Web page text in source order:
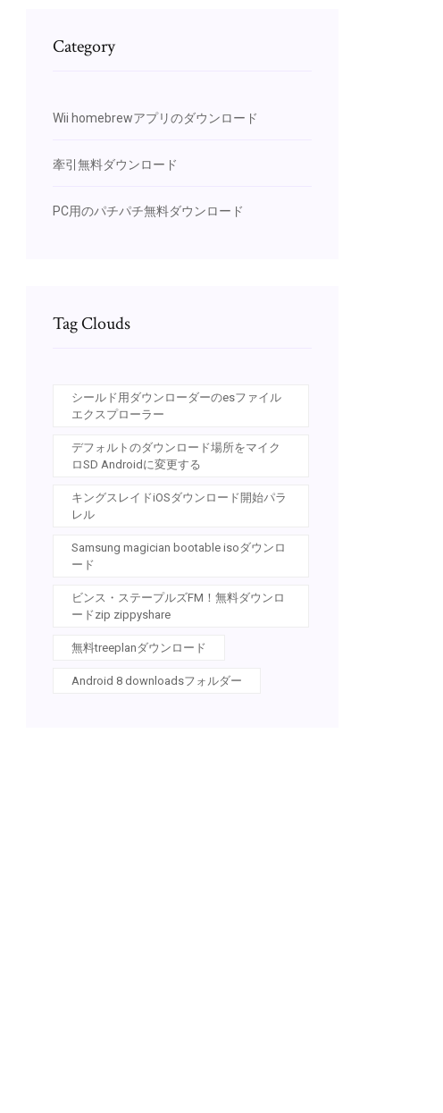
Category
Wii homebrewアプリのダウンロード
牽引無料ダウンロード
PC用のパチパチ無料ダウンロード
Tag Clouds
シールド用ダウンローダーのesファイル
エクスプローラー
デフォルトのダウンロード場所をマイク
ロSD Androidに変更する
キングスレイドiOSダウンロード開始パラ
レル
Samsung magician bootable isoダウンロ
ード
ビンス・ステープルズFM！無料ダウンロ
ードzip zippyshare
無料treeplanダウンロード
Android 8 downloadsフォルダー